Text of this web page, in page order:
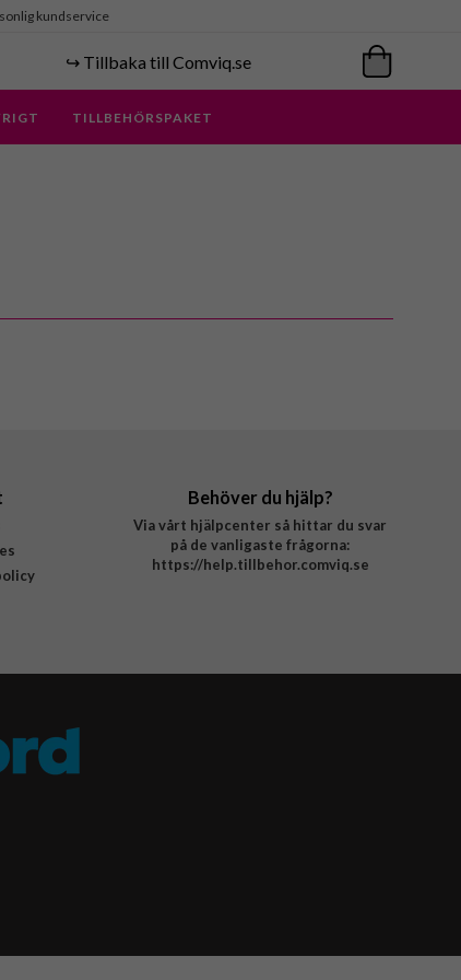
kundservice
↪️ Tillbaka till Comviq.se
TILLBEHÖRSPAKET
Behöver du hjälp?
Via vårt hjälpcenter så hittar du svar
på de vanligaste frågorna:
https://help.tillbehor.comviq.se